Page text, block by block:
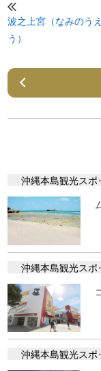
波之上宮（なみのう
う）
沖縄本島観光スポ
沖縄本島観光スポ
沖縄本島観光スポ